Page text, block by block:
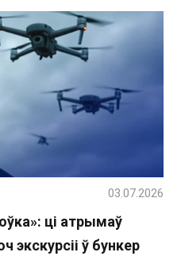
ці атрымаў
экскурсіі ў бункер
03.07.2026